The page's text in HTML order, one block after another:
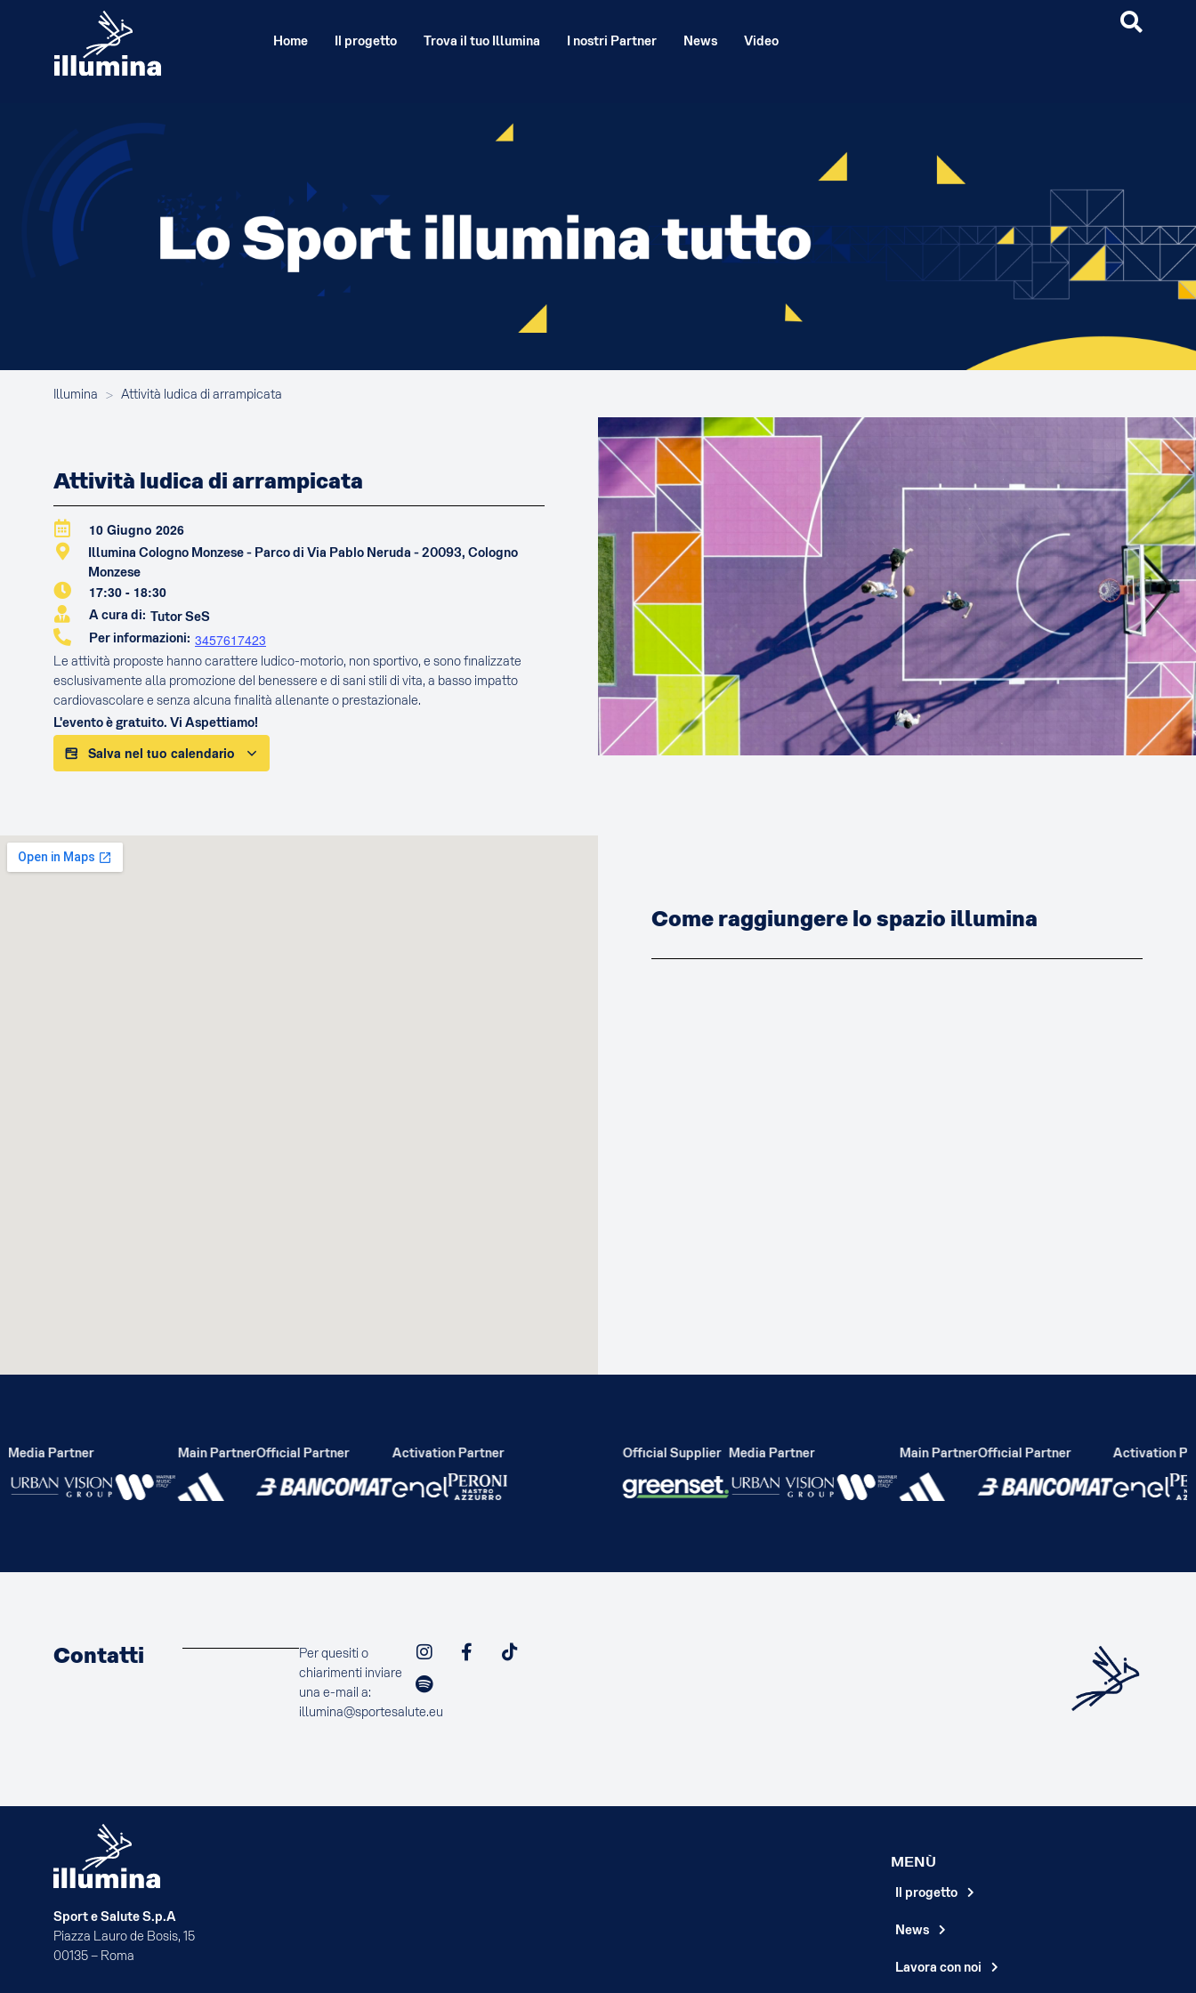
Home Il progetto Trova il tuo Illumina I nostri Partner News Video
Illumina > Attività ludica di arrampicata
Attività ludica di arrampicata
10 Giugno 2026
Illumina Cologno Monzese - Parco di Via Pablo Neruda - 20093, Cologno
Monzese
17:30 - 18:30
A cura di: Tutor SeS
Per informazioni: 3457617423
Le attività proposte hanno carattere ludico-motorio, non sportivo, e sono finalizzate
esclusivamente alla promozione del benessere e di sani stili di vita, a basso impatto
cardiovascolare e senza alcuna finalità allenante o prestazionale.
L'evento è gratuito. Vi Aspettiamo!
Salva nel tuo calendario
Come raggiungere lo spazio illumina
Partner Main PartnerOfficial Partner Activation Partner Official Supplier Media Partner Main PartnerOfficial Partner Activation
Contatti
Per quesiti o
chiarimenti inviare
una e-mail a:
illumina@sportesalute.eu
Sport e Salute S.p.A
Piazza Lauro de Bosis, 15
00135 – Roma
MENÙ
Il progetto
News
Lavora con noi